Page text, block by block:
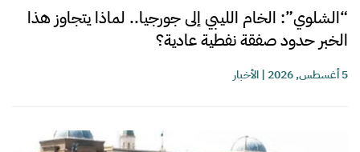
“الشلوي”: الخام الليبي إلى جورجيا.. لماذا يتجاوز هذا
الخبر حدود صفقة نفطية عادية؟
5 أغسطس, 2026 |الأخبار